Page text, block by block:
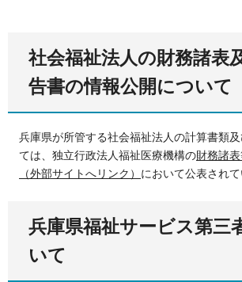
社会福祉法人の財務諸表
告書の情報公開について
兵庫県が所管する社会福祉法人の計算書類
ては、独立行政法人福祉医療機構の財務諸
（外部サイトへリンク） において公表されて
兵庫県福祉サービス第三
いて